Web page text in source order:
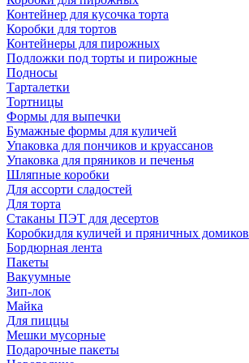
Контейнер для кусочка торта
Коробки для тортов
Контейнеры для пирожных
Подложки под торты и пирожные
Подносы
Тарталетки
Тортницы
Формы для выпечки
Бумажные формы для куличей
Упаковка для пончиков и круассанов
Упаковка для пряников и печенья
Шляпные коробки
Для ассорти сладостей
Для торта
Стаканы ПЭТ для десертов
Коробкидля куличей и пряничных домиков
Бордюрная лента
Пакеты
Вакуумные
Зип-лок
Майка
Для пиццы
Мешки мусорные
Подарочные пакеты